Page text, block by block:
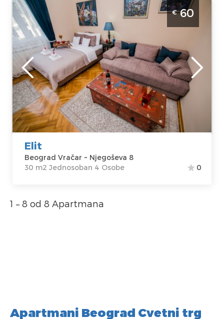
Jednosoban Apartman Elit Beograd Vračar
Beograd
Lokacija:
Beograd Vračar
Adresa:
Njegoševa 8
Cena60 €
Gosti:4
Kvadratura :30
m2
Struktura :
Jednosoban
€60
Elit
Beograd Vračar ~ Njegoševa 8
30 m2 Jednosoban 4 Osobe
0
1 – 8 od 8 Apartmana
Apartmani Beograd Cvetni trg